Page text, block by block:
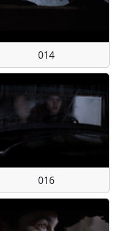
014
016